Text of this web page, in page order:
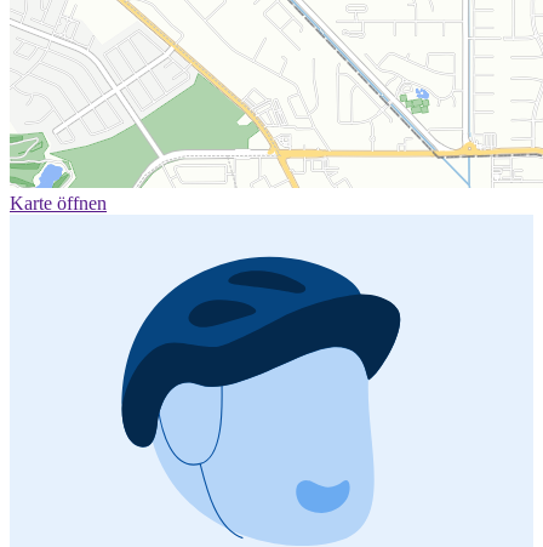
Karte öffnen